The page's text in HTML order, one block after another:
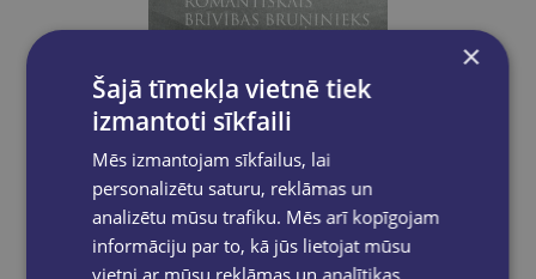
×
Šajā tīmekļa vietnē tiek
izmantoti sīkfaili
Mēs izmantojam sīkfailus, lai
personalizētu saturu, reklāmas un
analizētu mūsu trafiku. Mēs arī kopīgojam
informāciju par to, kā jūs lietojat mūsu
vietni ar mūsu reklāmas un analītikas